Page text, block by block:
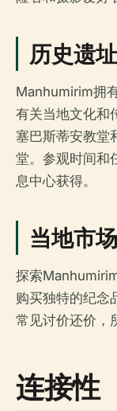
历史遗址
Manhumirim拥
有关当地文化和
塞巴斯蒂安教堂
堂。参观时间和
息中心获得。
当地市场
探索
购买独特的纪念
常见讨价还价，
连接性